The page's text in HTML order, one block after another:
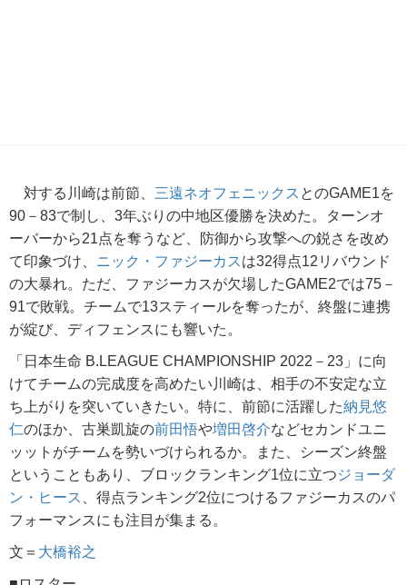
対する川崎は前節、 三遠ネオフェニックス とのGAME1を
90－83で制し、3年ぶりの中地区優勝を決めた。ターンオ
ーバーから21点を奪うなど、防御から攻撃への鋭さを改め
て印象づけ、 ニック・ファジーカスは32得点12リバウンド
の大暴れ。ただ、ファジーカスが欠場したGAME2では75－
91で敗戦。チームで13スティールを奪ったが、終盤に連携
が綻び、ディフェンスにも響いた。
「日本生命 B.LEAGUE CHAMPIONSHIP 2022－23」に向
けてチームの完成度を高めたい川崎は、相手の不安定な立
ち上がりを突いていきたい。特に、前節に活躍した納見悠
仁のほか、古巣凱旋の前田悟や増田啓介などセカンドユニ
ッットがチームを勢いづけられるか。また、シーズン終盤
ということもあり、ブロックランキング1位に立つジョーダ
ン・ヒース
、得点ランキング2位につけるファジーカスのパ
フォーマンスにも注目が集まる。
文＝ 大橋裕之